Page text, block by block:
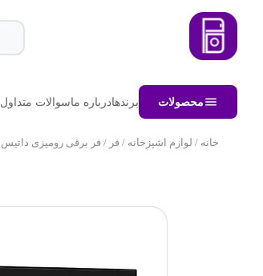
محصولات برندهادرباره ماسوالات متداول
خانه / لوازم اشپزخانه / فر / فر برقی رومیزی داتیس DT-۷۴۵